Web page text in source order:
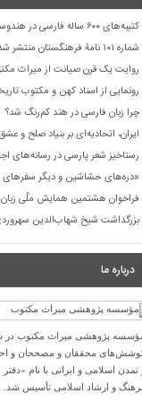
کتیبه‌های ۶۰۰ ساله فارسی در هندوستان
شماره ۱۰۱ نامۀ فرهنگستان منتشر شد
روایت یک قرن صیانت از میراث
رونمایی از اسناد کهن و مکتوب
چرا زبان فارسی در هند کم‌رنگ شد؟
ایران، اتحادیه‌ای بر بنیاد صلح و
رستاخیز شعر پارسی در رسانه‌های
«دره‌های حشاشین و دیگر سفرهای
فراخوان هشتمین همایش ملّی
بزرگداشت شیخ شهاب‌الدین
درباره ما
محققان و مصححان و احیا
تمدن اسلامی و ایرانی با نام
و ارشاد اسلامی تأسیس شد.